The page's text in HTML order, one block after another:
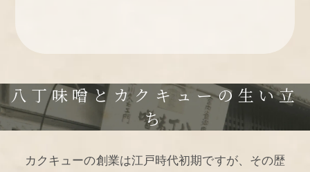
八丁味噌とカクキューの生い立
ち
カクキューの創業は江戸時代初期ですが、その歴